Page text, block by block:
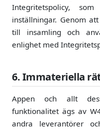
Integritetspolicy,
inställningar. Genom
till insamling och
enlighet med
6. Immateriella
Appen och allt
funktionalitet ägs av
andra leverantörer